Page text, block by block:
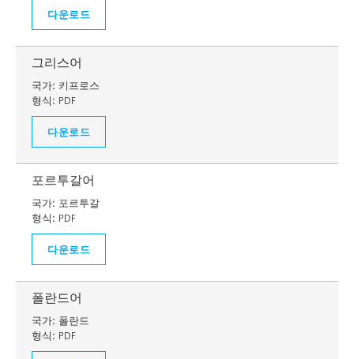
다운로드
그리스어
국가: 키프로스
형식: PDF
다운로드
포르투갈어
국가: 포르투갈
형식: PDF
다운로드
폴란드어
국가: 폴란드
형식: PDF